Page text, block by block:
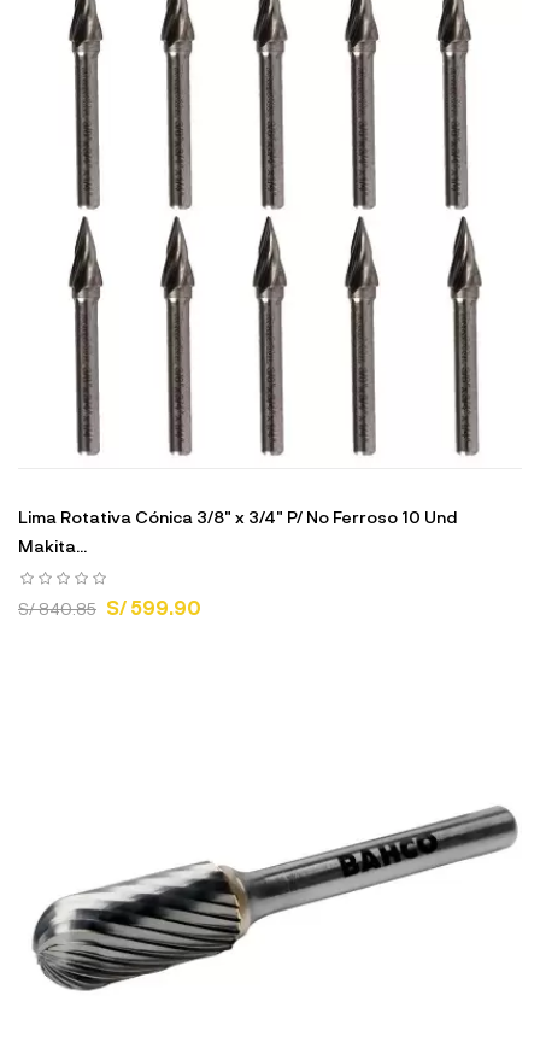
Lima Rotativa Cónica 3/8" x 3/4" P/ No Ferroso 10 Und
Makita...
S/ 840.85 S/ 599.90